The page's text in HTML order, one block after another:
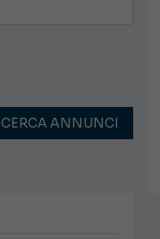
CERCA ANNUNCI